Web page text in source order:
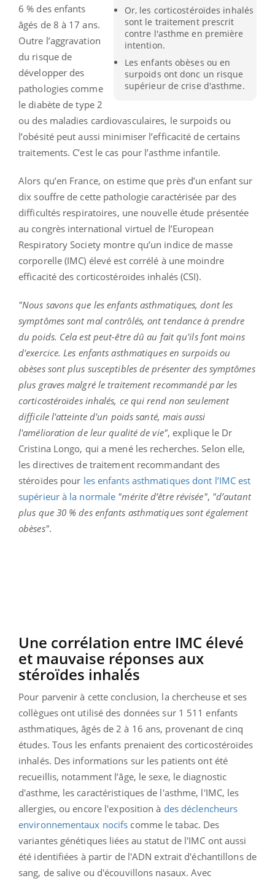
Or, les corticostéroïdes inhalés
sont le traitement prescrit
contre l'asthme en première
intention.
Les enfants obèses ou en
surpoids ont donc un risque
supérieur de crise d'asthme.
6 % des enfants
âgés de 8 à 17 ans.
Outre l’aggravation
du risque de
développer des
pathologies comme
le diabète de type 2
ou des maladies cardiovasculaires, le surpoids ou
l’obésité peut aussi minimiser l’efficacité de certains
traitements. C’est le cas pour l’asthme infantile.
Alors qu’en France, on estime que près d’un enfant sur
dix souffre de cette pathologie caractérisée par des
difficultés respiratoires, une nouvelle étude présentée
au congrès international virtuel de l’European
Respiratory Society montre qu’un indice de masse
corporelle (IMC) élevé est corrélé à une moindre
efficacité des corticostéroïdes inhalés (CSI).
"Nous savons que les enfants asthmatiques, dont les
symptômes sont mal contrôlés, ont tendance à prendre
du poids. Cela est peut-être dû au fait qu'ils font moins
d'exercice. Les enfants asthmatiques en surpoids ou
obèses sont plus susceptibles de présenter des symptômes
plus graves malgré le traitement recommandé par les
corticostéroïdes inhalés, ce qui rend non seulement
difficile l'atteinte d'un poids santé, mais aussi
l'amélioration de leur qualité de vie", explique le Dr
Cristina Longo, qui a mené les recherches. Selon elle,
les directives de traitement recommandant des
stéroïdes pour les enfants asthmatiques dont l’IMC est
supérieur à la normale "mérite d’être révisée", "d’autant
plus que 30 % des enfants asthmatiques sont également
obèses".
Une corrélation entre IMC élevé
et mauvaise réponses aux
stéroïdes inhalés
Pour parvenir à cette conclusion, la chercheuse et ses
collègues ont utilisé des données sur 1 511 enfants
asthmatiques, âgés de 2 à 16 ans, provenant de cinq
études. Tous les enfants prenaient des corticostéroïdes
inhalés. Des informations sur les patients ont été
recueillis, notamment l’âge, le sexe, le diagnostic
d'asthme, les caractéristiques de l'asthme, l'IMC, les
allergies, ou encore l'exposition à des déclencheurs
environnementaux nocifs comme le tabac. Des
variantes génétiques liées au statut de l'IMC ont aussi
été identifiées à partir de l'ADN extrait d'échantillons de
sang, de salive ou d'écouvillons nasaux. Avec